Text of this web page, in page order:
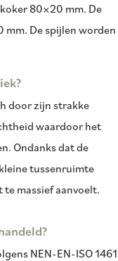
80×20 mm. De
mm. De spijlen worden
door zijn strakke
waardoor het
Ondanks dat de
tussenruimte
massief aanvoelt.
NEN-EN-ISO 1461